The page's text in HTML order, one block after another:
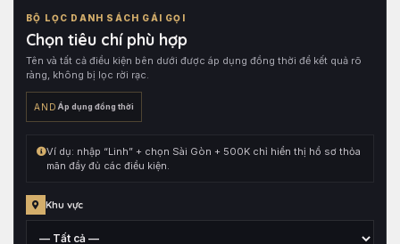
trong
tên
hồ
sơ,
đó
kết
hợp
cùng
bộ
điều
BỘ LỌC DANH SÁCH GÁI GỌI
Chọn tiêu chí phù hợp
Tên và tất cả điều kiện bên dưới được áp dụng đồng thời để kết quả rõ
ràng, không bị lọc rời rạc.
AND Áp dụng đồng thời
Ví dụ: nhập “Linh” + chọn Sài Gòn + 500K chỉ hiển thị hồ sơ thỏa
mãn đầy đủ các điều kiện.
Khu vực